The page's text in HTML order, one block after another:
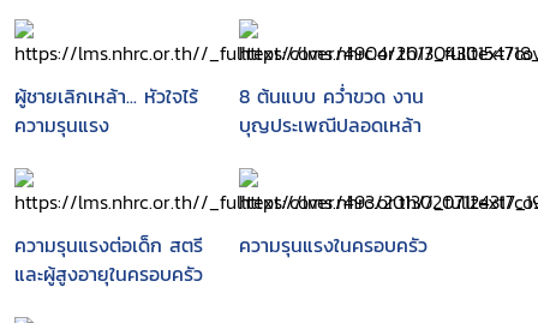
ผู้ชายเลิกเหล้า... หัวใจไร้
ความรุนแรง
8 ต้นแบบ คว่ำขวด งาน
บุญประเพณีปลอดเหล้า
ความรุนแรงต่อเด็ก สตรี
และผู้สูงอายุในครอบครัว
ความรุนแรงในครอบครัว